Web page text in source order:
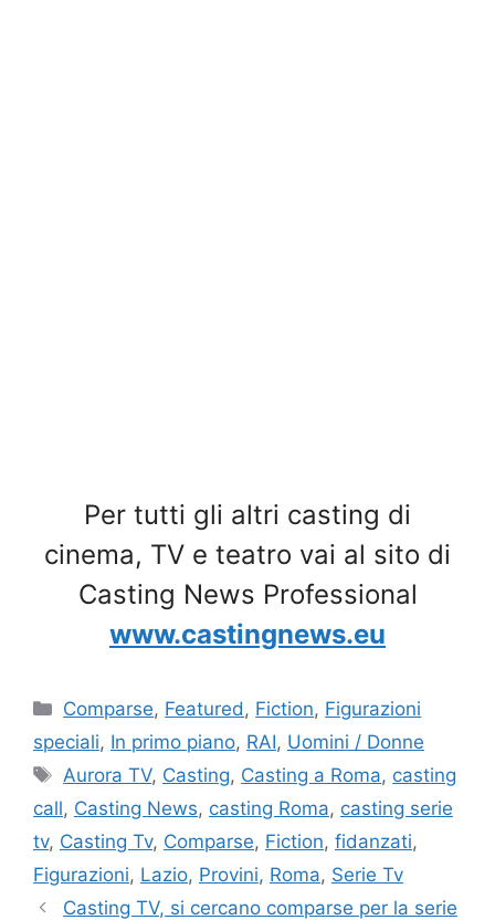
Per tutti gli altri casting di
cinema, TV e teatro vai al sito di
Casting News Professional
www.castingnews.eu
Categorie
Comparse, Featured , Fiction, Figurazioni
speciali, In primo piano, RAI, Uomini / Donne
Tag
Aurora TV, Casting, Casting a Roma, casting
call, Casting News, casting Roma, casting serie
tv, Casting Tv, Comparse, Fiction, fidanzati,
Figurazioni, Lazio, Provini, Roma, Serie Tv
Casting TV, si cercano comparse per la serie